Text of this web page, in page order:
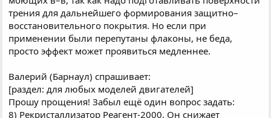
трения для дальнейшего формирования защитно–
восстановительного покрытия. Но если при
применении были перепутаны флаконы, не беда,
просто эффект может проявиться медленнее.
Валерий (Барнаул) спрашивает:
[раздел: для любых моделей двигателей]
Прошу прощения! Забыл ещё один вопрос задать:
8) Рекристаллизатор Реагент-2000. Он снижает